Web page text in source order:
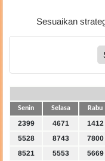
Sesuaikan
Senin Selasa Rabu
2399 4671 1412
5528
8743 7800
8521
5553 5669